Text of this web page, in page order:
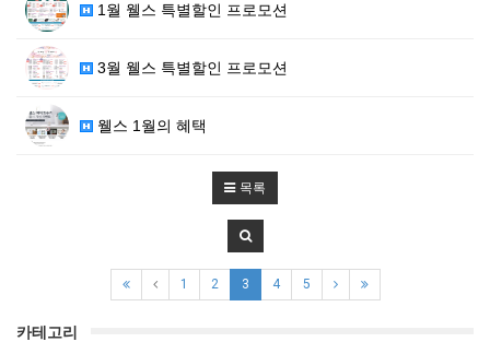
1월 웰스 특별할인 프로모션
3월 웰스 특별할인 프로모션
웰스 1월의 혜택
목록
1 2 3 4 5
카테고리